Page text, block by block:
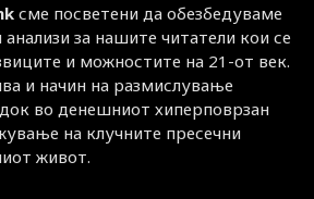
сме посветени да обезбедуваме
анализи за нашите читатели кои се
и можностите на 21-от век.
и начин на размислување
во денешниот хиперповрзан
на клучните пресечни
живот.